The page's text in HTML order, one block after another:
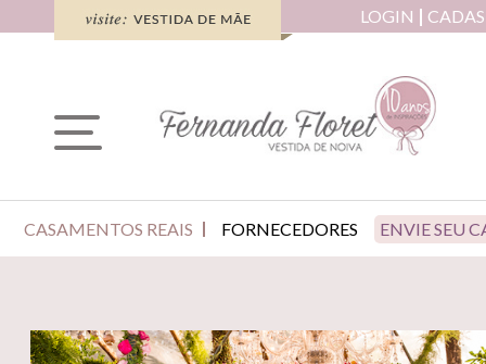
LOGIN
CASAMENTOS REAIS FORNECEDORES ENVIE SEU